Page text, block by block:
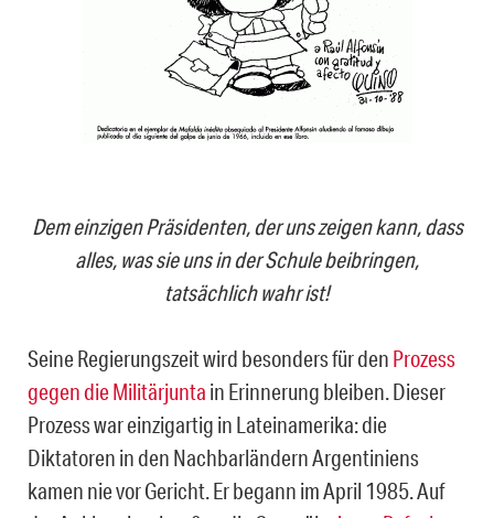
Dem einzigen Präsidenten, der uns zeigen kann, dass
alles, was sie uns in der Schule beibringen,
tatsächlich wahr ist!
Seine Regierungszeit wird besonders für den Prozess
gegen die Militärjunta in Erinnerung bleiben. Dieser
Prozess war einzigartig in Lateinamerika: die
Diktatoren in den Nachbarländern Argentiniens
kamen nie vor Gericht. Er begann im April 1985. Auf